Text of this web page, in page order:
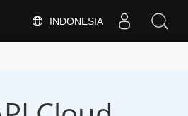
INDONESIA